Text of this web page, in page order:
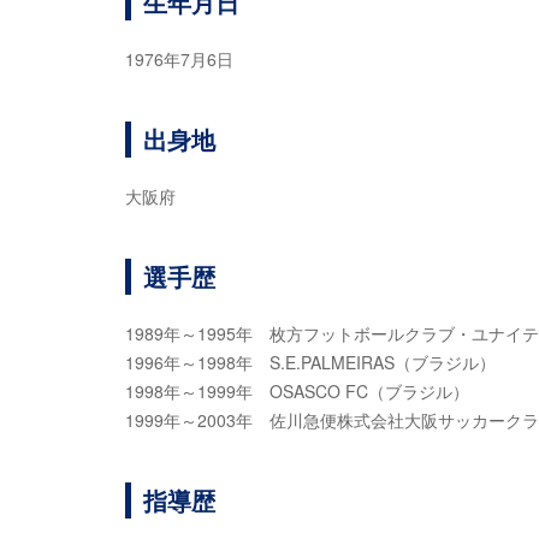
1976年7月6日
出身地
大阪府
選手歴
1989年～1995年 枚方フットボールクラブ・ユナイ
1996年～1998年 S.E.PALMEIRAS（ブラジル）
1998年～1999年 OSASCO FC（ブラジル）
1999年～2003年 佐川急便株式会社大阪サッカーク
指導歴